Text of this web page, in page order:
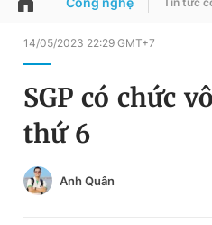
QUẢNG CÁO ĐẶT BÁO
Chuyên mục
Chuyên mục khác
Đổi mật khẩu
Tin đã lưu
Tin đã xem
14/05/2023 22:29 GMT+7
SGP có chức
thứ 6
Anh Quân